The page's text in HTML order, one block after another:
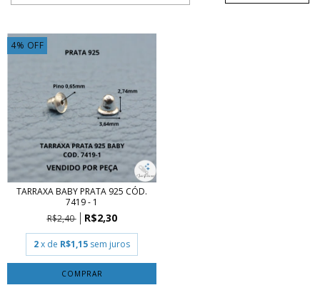
4% OFF
TARRAXA BABY PRATA 925 CÓD.
7419 - 1
R$2,40
R$2,30
2x de R$1,15 sem juros
COMPRAR